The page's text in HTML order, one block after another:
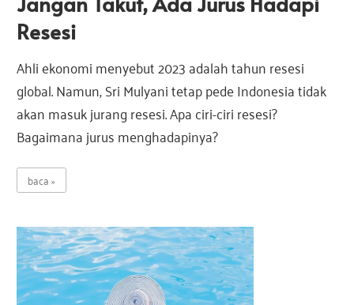
i
I
d
o
a
s
I
n
d
o
n
i
Resesi
Ahli ekonomi menyebut 2023 adalah tahun resesi
global. Namun, Sri Mulyani tetap pede Indonesia tidak
akan masuk jurang resesi. Apa ciri-ciri resesi?
Bagaimana jurus menghadapinya?
baca